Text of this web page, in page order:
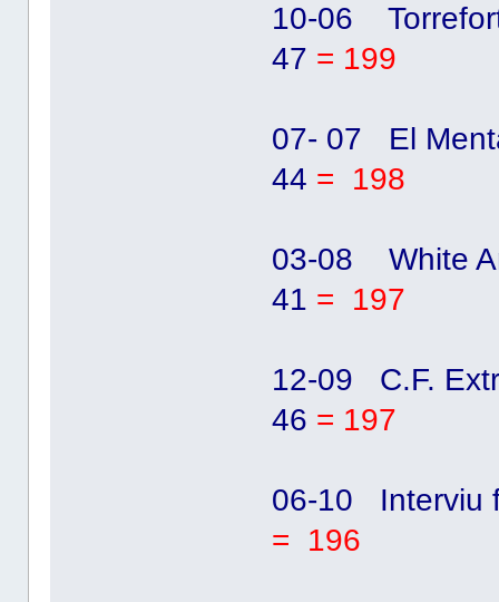
10-06
47 = 199
07- 07 El
44 = 198
03-08 White
41 = 197
12-09 C.F.
46 = 197
06-10 Interviu
= 196